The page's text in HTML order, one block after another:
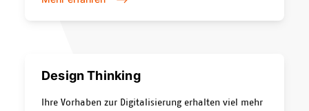
handelt. Microsoft Teams ist ein gutes Beispiel: die
Tools erfordern eine Veränderung der Arbeitsweise.
Change & Adoption.
Design Thinking
Ihre Vorhaben zur Digitalisierung erhalten viel mehr